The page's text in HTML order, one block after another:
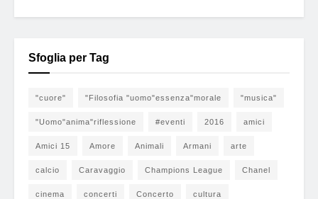
Sfoglia per Tag
"cuore" "Filosofia "uomo"essenza"morale "musica"
"Uomo"anima"riflessione #eventi 2016 amici
Amici 15 Amore Animali Armani arte
calcio Caravaggio Champions League Chanel
cinema concerti Concerto cultura